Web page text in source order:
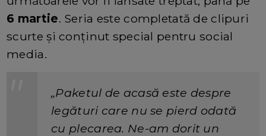
6 martie. Seria este completată de clipuri
scurte și conținut special pentru social
media.
„Paketul de acasă este despre
legături care nu se pierd odată
cu plecarea. Ne-am dorit un